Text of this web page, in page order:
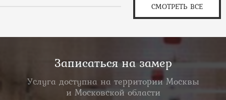
СМОТРЕТЬ ВСЕ
Записаться на замер
Услуга доступна на территории Москвы
и Московской области